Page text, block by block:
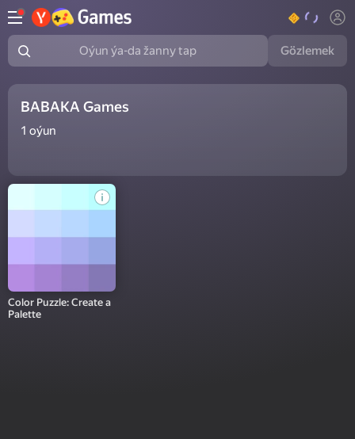
Oýun ýa-da žanny tap Gözlemek
BABAKA Games
1 oýun
Color Puzzle: Create a
Palette